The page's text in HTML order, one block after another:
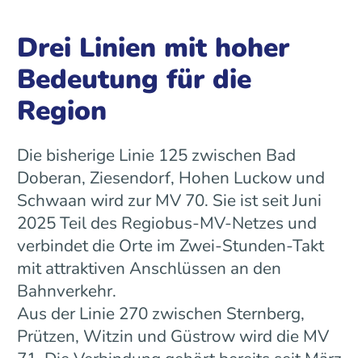
Drei Linien mit hoher
Bedeutung für die
Region
Die bisherige Linie 125 zwischen Bad
Doberan, Ziesendorf, Hohen Luckow und
Schwaan wird zur MV 70. Sie ist seit Juni
2025 Teil des Regiobus-MV-Netzes und
verbindet die Orte im Zwei-Stunden-Takt
mit attraktiven Anschlüssen an den
Bahnverkehr.
Aus der Linie 270 zwischen Sternberg,
Prützen, Witzin und Güstrow wird die MV